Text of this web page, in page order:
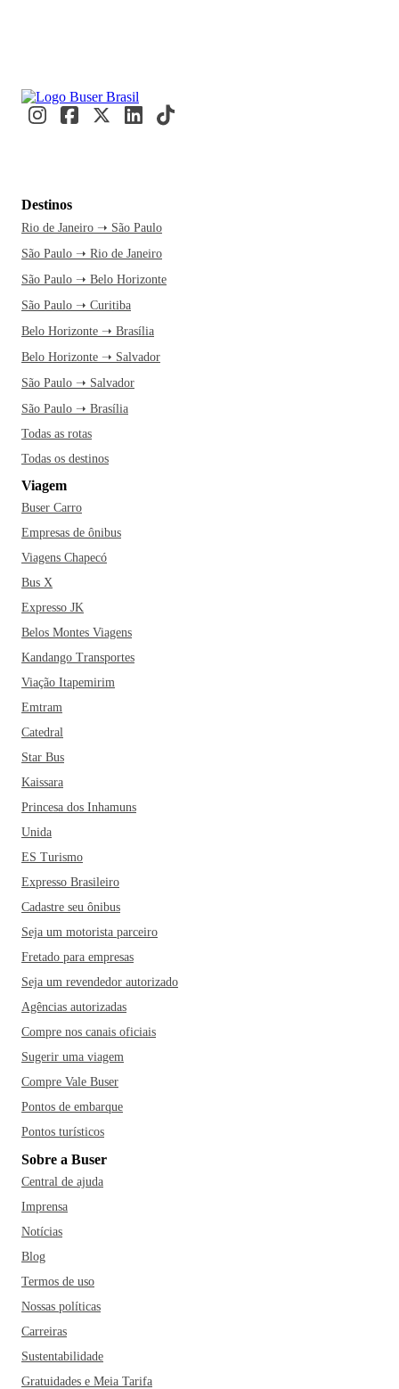
Destinos
Rio de Janeiro ➝ São Paulo
São Paulo ➝ Rio de Janeiro
São Paulo ➝ Belo Horizonte
São Paulo ➝ Curitiba
Belo Horizonte ➝ Brasília
Belo Horizonte ➝ Salvador
São Paulo ➝ Salvador
São Paulo ➝ Brasília
Todas as rotas
Todas os destinos
Viagem
Buser Carro
Empresas de ônibus
Viagens Chapecó
Bus X
Expresso JK
Belos Montes Viagens
Kandango Transportes
Viação Itapemirim
Emtram
Catedral
Star Bus
Kaissara
Princesa dos Inhamuns
Unida
ES Turismo
Expresso Brasileiro
Cadastre seu ônibus
Seja um motorista parceiro
Fretado para empresas
Seja um revendedor autorizado
Agências autorizadas
Compre nos canais oficiais
Sugerir uma viagem
Compre Vale Buser
Pontos de embarque
Pontos turísticos
Sobre a Buser
Central de ajuda
Imprensa
Notícias
Blog
Termos de uso
Nossas políticas
Carreiras
Sustentabilidade
Gratuidades e Meia Tarifa